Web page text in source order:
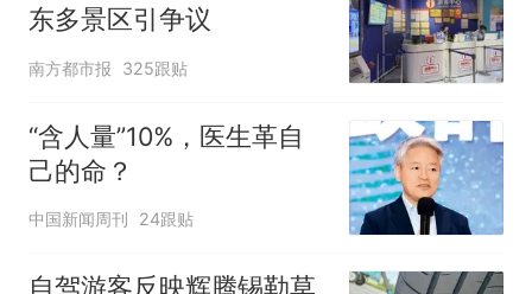
架飞机都会发放西梅汁
东多景区引争议
南方都市报 325跟贴
“含人量”10%，医生革自
己的命？
中国新闻周刊 24跟贴
自驾游客反映辉腾锡勒草